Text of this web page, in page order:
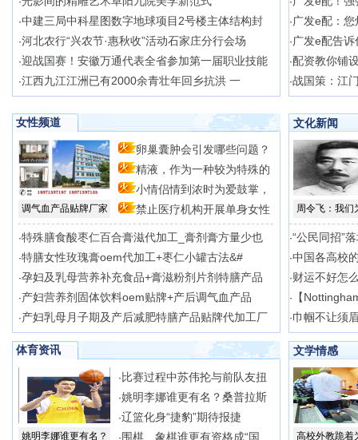
·中建三局中科星图数字地球项目2号楼主体结构封
·河北农行“兴农节·惠秋收”活动石家庄分行会场
·迎战国赛！安徽万通代表全省参加第一届职业技能
·江西九江江洲已有2000余青壮年回乡抗洪 一
· 广发e配：
· 广发e配告
·配资教你铺
·战国策：江
女性频道
调气血产品贴牌厂家
卵巢囊肿会引发哪些问题？
自 精液，作为一种较为特殊的
体 小情侣情到浓时为爱鼓掌，
时 禁止医疗机构开展单身女性
冻
·特殊膳食酸枣仁百合膏滋代加工_膏剂膏方量少也
·特膳女性玫瑰膏oem代加工+枣仁小罐古法&#
·孕妇及乳母营养补充食品+膏滋粉剂片剂特膳产品
·产妇营养剂固体饮料oem贴牌+产后调气血产品
·产妇乳母月子期及产后减肥特膳产品贴牌代加工厂
文化新闻
周令飞：我们
·“公民同招”
·中国各高校
·财运不好怎
· 【
·巾帼不让须
体育资讯
姚明李娜谁更有名？
· 比赛过程中苏伟抡与前队友扭
·姚明李娜谁更有名？桑普拉斯
·辽篮化身“捷豹”期待报捷
· 围棋、象棋谁更有资格成“国
文学情感
高校外教跪着